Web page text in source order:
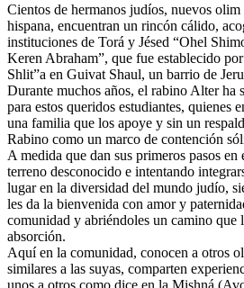
Cientos de hermanos judíos, nuevos olim
hispana, encuentran un rincón cálido,
instituciones de Torá y Jésed “Ohel
Keren Abraham”, que fue establecido
Shlit”a en Guivat Shaul, un barrio de
Durante muchos años, el rabino Alter ha
para estos queridos estudiantes, quienes
una familia que los apoye y sin un
Rabino como un marco de contención
A medida que dan sus primeros pasos en
terreno desconocido e intentando
lugar en la diversidad del mundo judío,
les da la bienvenida con amor y
comunidad y abriéndoles un camino que
absorción.
Aquí en la comunidad, conocen a otros
similares a las suyas, comparten
unos a otros como dice en la Mishná